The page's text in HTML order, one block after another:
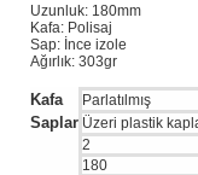
Uzunluk: 180mm
Kafa: Polisaj
Sap: İnce izole
Ağırlık: 303gr
Kafa Parlatılmış
Saplar Üzeri plastik
2
180